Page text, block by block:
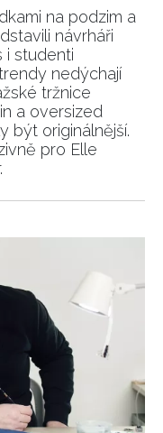
na podzim a
návrháři
i studenti
nedýchají
tržnice
a oversized
být originálnější.
pro Elle